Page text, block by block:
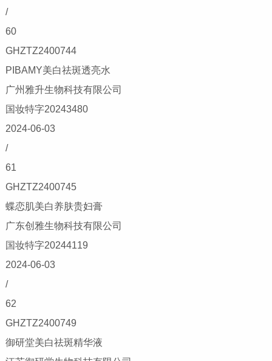
/
60
GHZTZ2400744
PIBAMY美白祛斑透亮水
广州雅升生物科技有限公司
国妆特字20243480
2024-06-03
/
61
GHZTZ2400745
蝶恋肌美白养肤贵妇膏
广东创雅生物科技有限公司
国妆特字20244119
2024-06-03
/
62
GHZTZ2400749
御研堂美白祛斑精华液